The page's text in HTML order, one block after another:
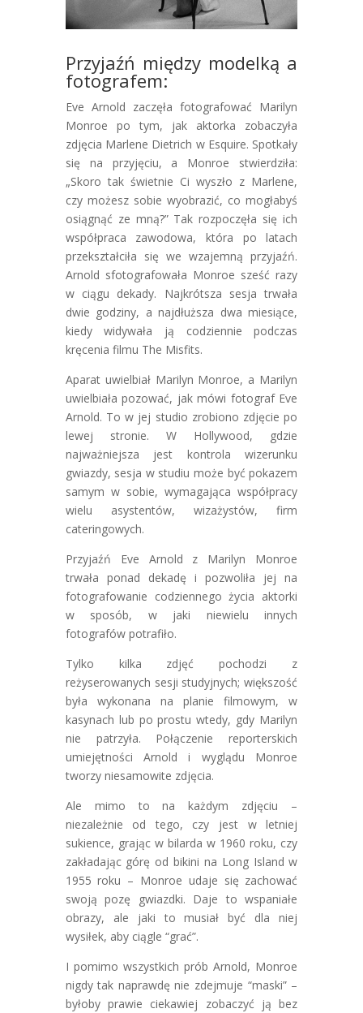
Przyjaźń między modelką a
fotografem:
Eve Arnold zaczęła fotografować Marilyn
Monroe po tym, jak aktorka zobaczyła
zdjęcia Marlene Dietrich w Esquire. Spotkały
się na przyjęciu, a Monroe stwierdziła:
„Skoro tak świetnie Ci wyszło z Marlene,
czy możesz sobie wyobrazić, co mogłabyś
osiągnąć ze mną?” Tak rozpoczęła się ich
współpraca zawodowa, która po latach
przekształciła się we wzajemną przyjaźń.
Arnold sfotografowała Monroe sześć razy
w ciągu dekady. Najkrótsza sesja trwała
dwie godziny, a najdłuższa dwa miesiące,
kiedy widywała ją codziennie podczas
kręcenia filmu The Misfits.
Aparat uwielbiał Marilyn Monroe, a Marilyn
uwielbiała pozować, jak mówi fotograf Eve
Arnold. To w jej studio zrobiono zdjęcie po
lewej stronie. W Hollywood, gdzie
najważniejsza jest kontrola wizerunku
gwiazdy, sesja w studiu może być pokazem
samym w sobie, wymagająca współpracy
wielu asystentów, wizażystów, firm
cateringowych.
Przyjaźń Eve Arnold z Marilyn Monroe
trwała ponad dekadę i pozwoliła jej na
fotografowanie codziennego życia aktorki
w sposób, w jaki niewielu innych
fotografów potrafiło.
Tylko kilka zdjęć pochodzi z
reżyserowanych sesji studyjnych; większość
była wykonana na planie filmowym, w
kasynach lub po prostu wtedy, gdy Marilyn
nie patrzyła. Połączenie reporterskich
umiejętności Arnold i wyglądu Monroe
tworzy niesamowite zdjęcia.
Ale mimo to na każdym zdjęciu –
niezależnie od tego, czy jest w letniej
sukience, grając w bilarda w 1960 roku, czy
zakładając górę od bikini na Long Island w
1955 roku – Monroe udaje się zachować
swoją pozę gwiazdki. Daje to wspaniałe
obrazy, ale jaki to musiał być dla niej
wysiłek, aby ciągle “grać”.
I pomimo wszystkich prób Arnold, Monroe
nigdy tak naprawdę nie zdejmuje “maski” –
byłoby prawie ciekawiej zobaczyć ją bez